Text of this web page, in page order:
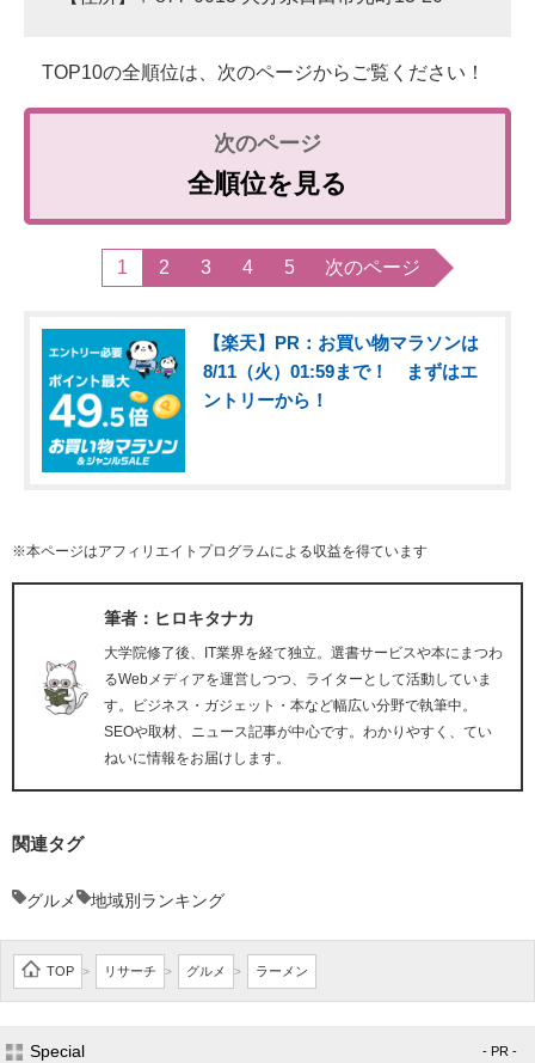
TOP10の全順位は、次のページからご覧ください！
全順位を見る
1 2 3 4 5 次のページ
【楽天】PR：お買い物マラソンは
8/11（火）01:59まで！ まずはエ
ントリーから！
※本ページはアフィリエイトプログラムによる収益を得ています
筆者：ヒロキタナカ
大学院修了後、IT業界を経て独立。選書サービスや本にまつわ
るWebメディアを運営しつつ、ライターとして活動していま
す。ビジネス・ガジェット・本など幅広い分野で執筆中。
SEOや取材、ニュース記事が中心です。わかりやすく、てい
ねいに情報をお届けします。
関連タグ
グルメ 地域別ランキング
TOP > リサーチ > グルメ > ラーメン
Special - PR -